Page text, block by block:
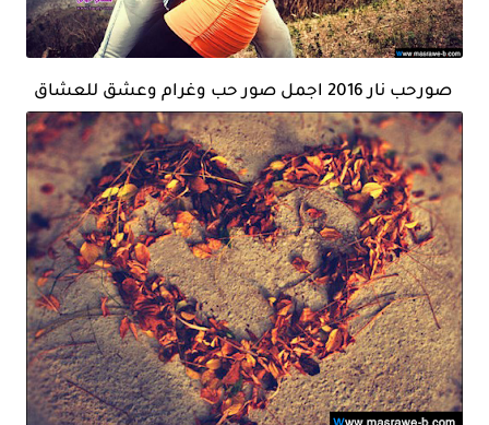
صورحب نار 2016 اجمل صور حب وغرام وعشق للعشاق